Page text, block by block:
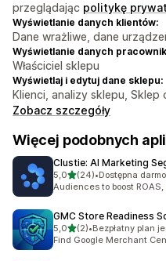
przeglądając politykę
Wyświetlanie danych klientów:
Dane wrażliwe, dane
Wyświetlanie danych
Właściciel sklepu
Wyświetlaj i edytuj dane sklepu:
Klienci, analizy sklepu, Sklep
Zobacz szczegóły
Więcej podobnych
Clustie: AI Marketing
5,0na 5 gwiazdek
(24)
Łączna liczba recenzji: 24
•Dostępna
Audiences to boost
GMC Store Readiness
5,0na 5 gwiazdek
(2)
Łączna liczba recenzji: 2
•Bezpłatny plan
Find Google Merchant